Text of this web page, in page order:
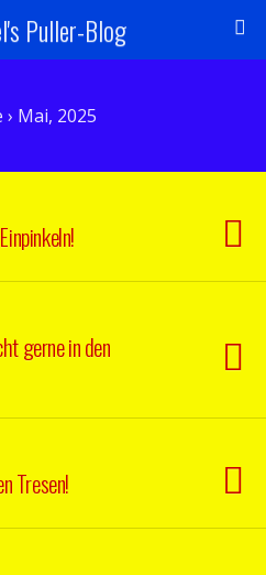
Puller-Blog
Mai, 2025
gerne in den
Tresen!